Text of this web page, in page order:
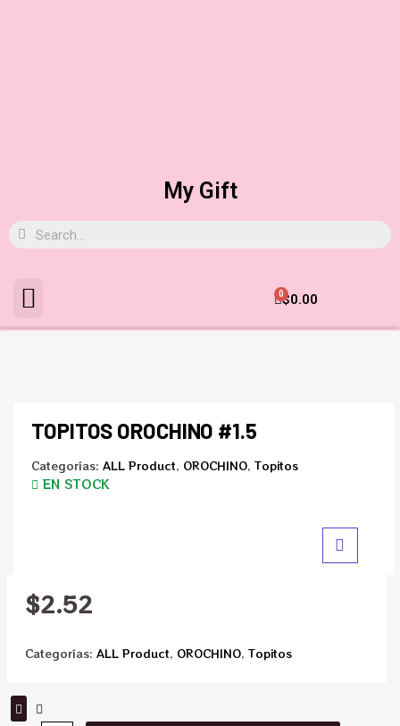
My Gift
$0.00
0
TOPITOS OROCHINO #1.5
Categorías: ALL Product, OROCHINO, Topitos
EN STOCK
$2.52
Categorías: ALL Product, OROCHINO, Topitos